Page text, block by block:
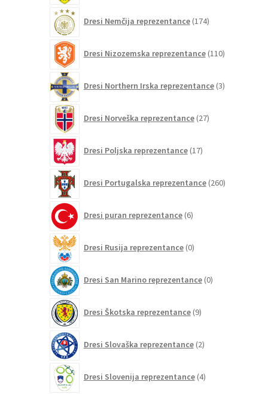
Dresi Nemčija reprezentance 174izdelkov
Dresi Nizozemska reprezentance 110izdelkov
Dresi Northern Irska reprezentance 3izdelki
Dresi Norveška reprezentance 27izdelkov
Dresi Poljska reprezentance 17izdelkov
Dresi Portugalska reprezentance 260izdelkov
Dresi puran reprezentance 6izdelkov
Dresi Rusija reprezentance 0izdelkov
Dresi San Marino reprezentance 0izdelkov
Dresi Škotska reprezentance 9izdelkov
Dresi Slovaška reprezentance 2izdelka
Dresi Slovenija reprezentance 4izdelki